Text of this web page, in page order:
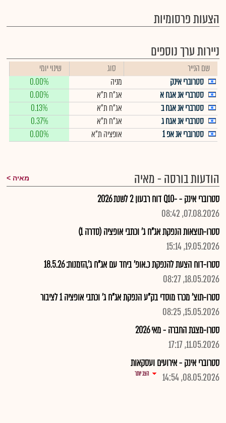
הצעות פרסומיות
ניירות ערך נוספים
שם הנייר סוג
שינוי יומי
סטרוברי אינק
מניה
0.00%
סטרברי אנ אגח א
אג"ח ת"א
0.00%
סטרברי אנ אגח ב
אג"ח ת"א
0.13%
סטרברי אנ אגח ג
אג"ח ת"א
0.37%
סטרוברי אנ אפ 1
אופציה ת"א 0.00%
הודעות בורסה - מאיה מאיה
סטרוברי אינק - -Q10 דוח רבעון 2 לשנת 2026
07.08.2026, 08:42
סטרו-תוצאות הנפקת אג"ח ג' וכתבי אופציה (סדרה 1)
19.05.2026, 15:14
סטרו-דוח הצעת להנפקת כ.אופ' ביחד עם אג"ח ג',הזמנות: 18.5.26
18.05.2026, 08:27
סטרו-תוצ' מכרז מוסדי בק"ע הנפקת אג"ח ג' וכתבי אופציה 1 לציבור
15.05.2026, 08:25
סטרו-מצגת החברה - מאי 2026
11.05.2026, 17:17
סטרוברי אינק - אירועים ועסקאות
08.05.2026, 14:54
הצג יותר